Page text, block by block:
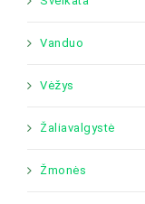
Vanduo
Vėžys
Žaliavalgystė
Žmonės